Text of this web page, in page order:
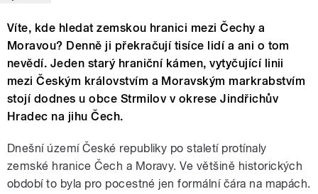
Víte, kde hledat zemskou hranici mezi Čechy a
Moravou? Denně ji překračují tisíce lidí a ani o tom
nevědí. Jeden starý hraniční kámen, vytyčující linii
mezi Českým královstvím a Moravským markrabstvím
stojí dodnes u obce Strmilov v okrese Jindřichův
Hradec na jihu Čech.
Dnešní území České republiky po staletí protínaly
zemské hranice Čech a Moravy. Ve většině historických
období to byla pro pocestné jen formální čára na mapách.